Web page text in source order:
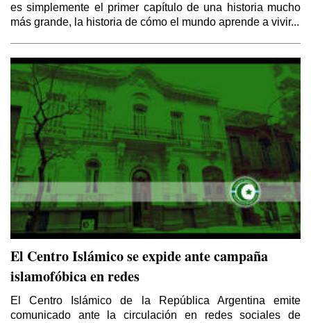
es simplemente el primer capítulo de una historia mucho
más grande, la historia de cómo el mundo aprende a vivir...
El Centro Islámico se expide ante campaña
islamofóbica en redes
El Centro Islámico de la República Argentina emite
comunicado ante la circulación en redes sociales de